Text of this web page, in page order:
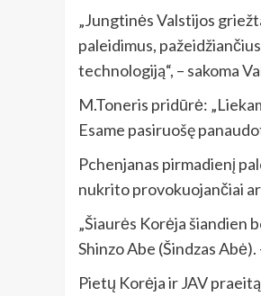
„Jungtinės Valstijos
paleidimus,
technologiją“, – sakoma
M.Toneris pridūrė:
Esame pasiruošę
Pchenjanas pirmadienį
nukrito provokuojančiai
„Šiaurės Korėja šiandien
Shinzo Abe (Šindzas
Pietų Korėja ir JAV